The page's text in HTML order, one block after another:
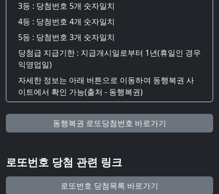
3등 : 당첨번호 5개 숫자일치
4등 : 당첨번호 4개 숫자일치
5등 : 당첨번호 3개 숫자일치
당첨급 지급기한 : 지급개시일로부터 1년(휴일인 경우
익영업일)
자세한 정보는 아래 버튼으로 이동하여 동행복권 사
이트에서 확인 가능(출처 - 동행복권)
동행복권 로또당첨번호 바로가기
로또번호 당첨 관련 링크
로또번호 당첨목록 바로가기